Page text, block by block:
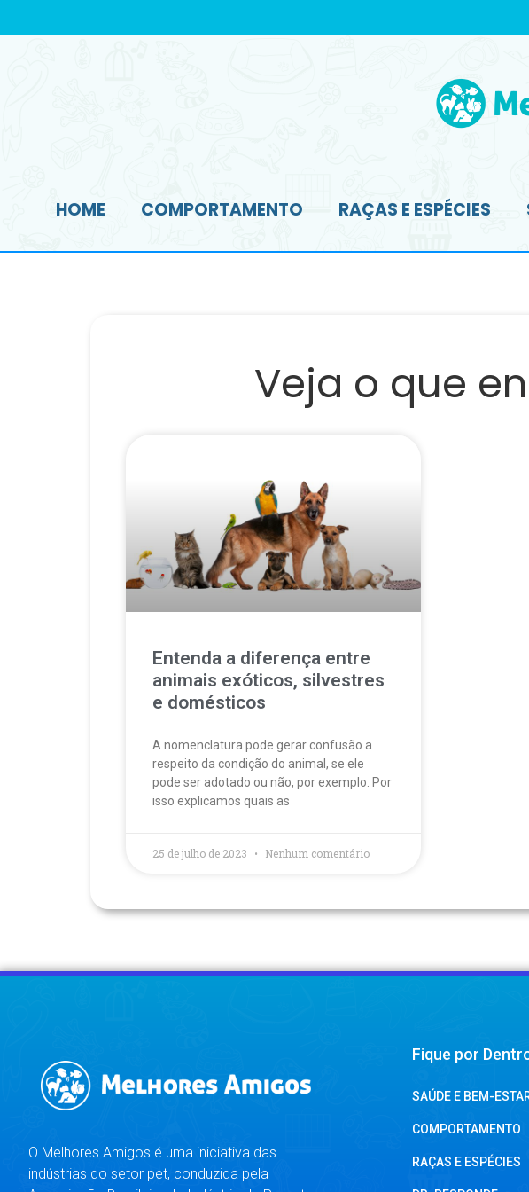
HOME COMPORTAMENTO RAÇAS E ESPÉCIES
Veja o que
Entenda a diferença entre
animais exóticos, silvestres
e domésticos
A nomenclatura pode gerar confusão a
respeito da condição do animal, se ele
pode ser adotado ou não, por exemplo. Por
isso explicamos quais as
25 de julho de 2023 Nenhum comentário
O Melhores Amigos é uma iniciativa das
indústrias do setor pet, conduzida pela
Fique por
SAÚDE E BEM-
COMPORTAMENTO
RAÇAS E ESPÉCIES